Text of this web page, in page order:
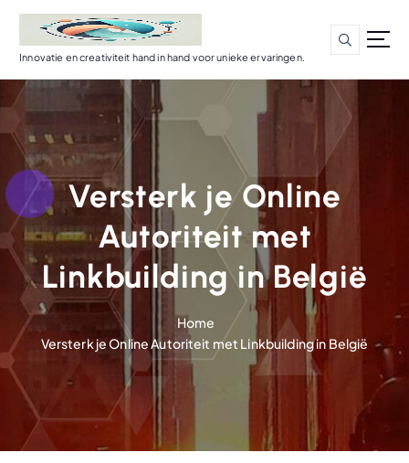
d
n
Innovatie en creativiteit hand in hand voor unieke ervaringen.
Versterk je Online
Autoriteit met
Linkbuilding in België
Home
Versterk je Online Autoriteit met Linkbuilding in België